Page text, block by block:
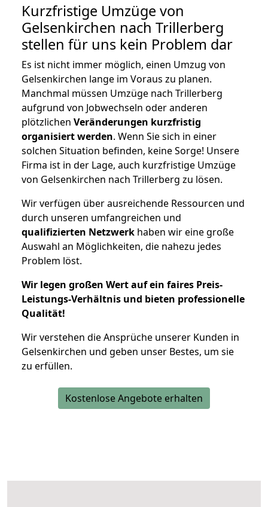
Kurzfristige Umzüge von
Gelsenkirchen nach Trillerberg
stellen für uns kein Problem dar
Es ist nicht immer möglich, einen Umzug von
Gelsenkirchen lange im Voraus zu planen.
Manchmal müssen Umzüge nach Trillerberg
aufgrund von Jobwechseln oder anderen
plötzlichen Veränderungen kurzfristig
organisiert werden. Wenn Sie sich in einer
solchen Situation befinden, keine Sorge! Unsere
Firma ist in der Lage, auch kurzfristige Umzüge
von Gelsenkirchen nach Trillerberg zu lösen.
Wir verfügen über ausreichende Ressourcen und
durch unseren umfangreichen und
qualifizierten Netzwerk haben wir eine große
Auswahl an Möglichkeiten, die nahezu jedes
Problem löst.
Wir legen großen Wert auf ein faires Preis-
Leistungs-Verhältnis und bieten professionelle
Qualität!
Wir verstehen die Ansprüche unserer Kunden in
Gelsenkirchen und geben unser Bestes, um sie
zu erfüllen.
Kostenlose Angebote erhalten